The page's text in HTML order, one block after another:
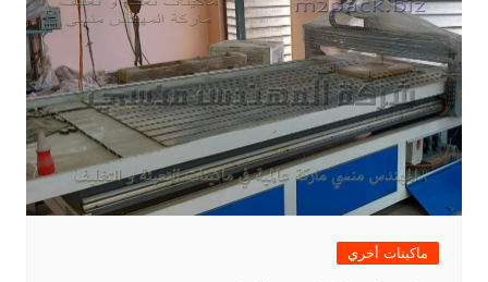
ماكينات أخري